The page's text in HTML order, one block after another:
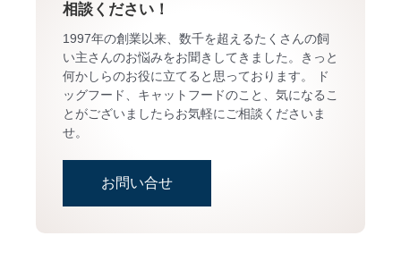
相談ください！
1997年の創業以来、数千を超えるたくさんの飼
い主さんのお悩みをお聞きしてきました。きっと
何かしらのお役に立てると思っております。 ド
ッグフード、キャットフードのこと、気になるこ
とがございましたらお気軽にご相談くださいま
せ。
お問い合せ